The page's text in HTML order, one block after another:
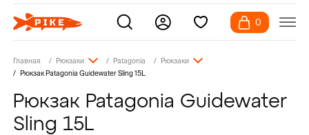
0
Главная Рюкзаки Patagonia
Рюкзаки
Рюкзак Patagonia Guidewater Sling 15L
Рюкзак Patagonia Guidewater
Sling 15L